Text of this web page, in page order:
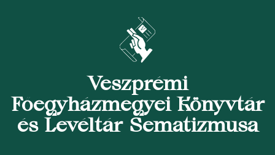
Veszprémi
Főegyházmegyei Könyvtár
és Levéltár Sematizmusa